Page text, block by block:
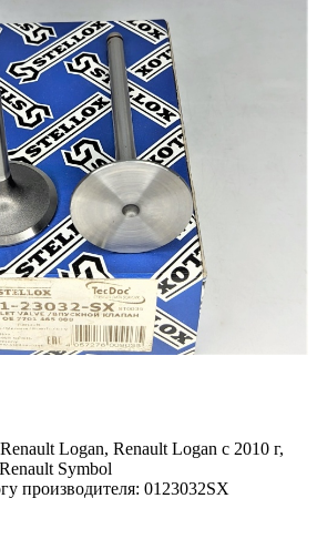
Renault Logan, Renault Logan c 2010 г,
Symbol
производителя: 0123032SX